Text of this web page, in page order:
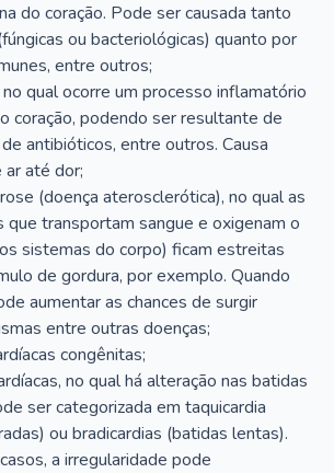
do coração. Pode ser causada tanto
ou bacteriológicas) quanto por
entre outros;
qual ocorre um processo inflamatório
coração, podendo ser resultante de
antibióticos, entre outros. Causa
até dor;
(doença aterosclerótica), no qual as
que transportam sangue e oxigenam o
sistemas do corpo) ficam estreitas
de gordura, por exemplo. Quando
aumentar as chances de surgir
entre outras doenças;
congênitas;
no qual há alteração nas batidas
ser categorizada em taquicardia
ou bradicardias (batidas lentas).
a irregularidade pode